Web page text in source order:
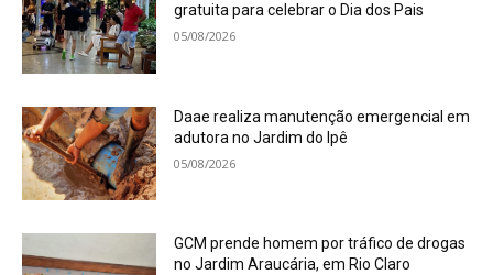
gratuita para celebrar o Dia dos Pais
05/08/2026
Daae realiza manutenção emergencial em
adutora no Jardim do Ipê
05/08/2026
GCM prende homem por tráfico de drogas
no Jardim Araucária, em Rio Claro